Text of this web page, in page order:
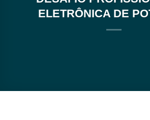
ELETRÔNICA DE